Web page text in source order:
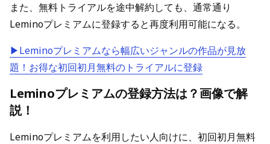
また、無料トライアルを途中解約しても、通常通り
Leminoプレミアムに登録すると再度利用可能になる。
▶Leminoプレミアムなら幅広いジャンルの作品が見放
題！お得な初回初月無料のトライアルに登録
Leminoプレミアムの登録方法は？画像で解
説！
Leminoプレミアムを利用したい人向けに、初回初月無料